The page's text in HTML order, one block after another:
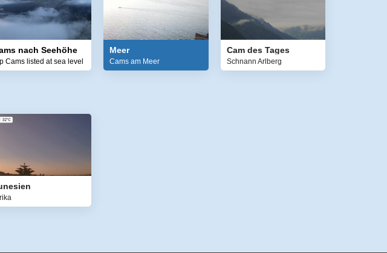
nach Seehöhe
Cams listed at sea level
Meer
Cams am Meer
Cam des Tages
Schnann Arlberg